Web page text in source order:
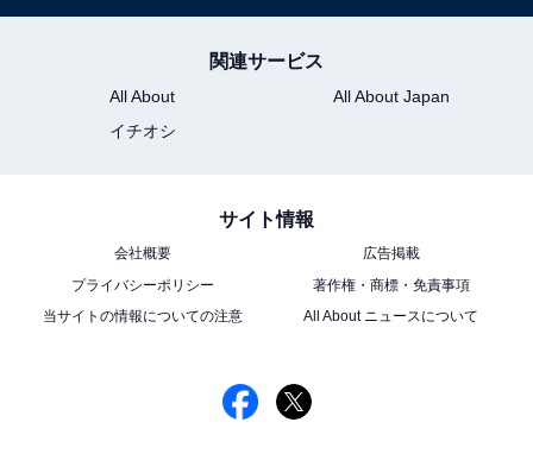
関連サービス
All About
All About Japan
イチオシ
サイト情報
会社概要
広告掲載
プライバシーポリシー
著作権・商標・免責事項
当サイトの情報についての注意
All About ニュースについて